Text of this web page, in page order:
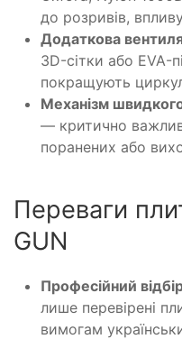
до розривів,
Додаткова
3D-сітки або EVA-
покращують
Механізм
— критично
поранених або
Переваги
GUN
Професійний
лише перевірені
вимогам